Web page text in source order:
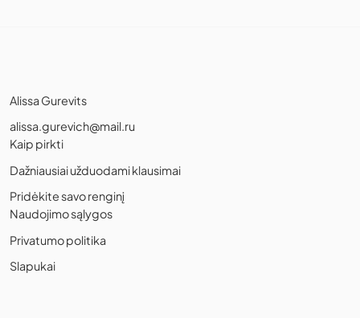
Alissa Gurevits
alissa.gurevich@mail.ru
Kaip pirkti
Dažniausiai užduodami klausimai
Pridėkite savo renginį
Naudojimo sąlygos
Privatumo politika
Slapukai